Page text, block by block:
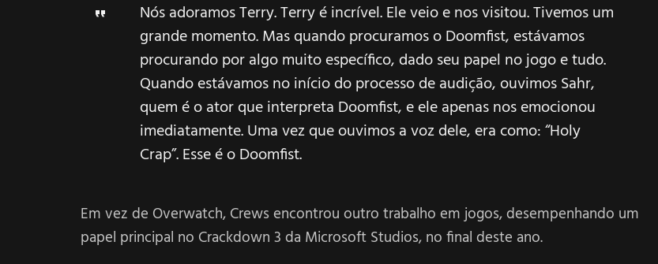
Nós adoramos Terry. Terry é incrível. Ele veio e nos visitou. Tivemos um
grande momento. Mas quando procuramos o Doomfist, estávamos
procurando por algo muito específico, dado seu papel no jogo e tudo.
Quando estávamos no início do processo de audição, ouvimos Sahr,
quem é o ator que interpreta Doomfist, e ele apenas nos emocionou
imediatamente. Uma vez que ouvimos a voz dele, era como: “Holy
Crap”. Esse é o Doomfist.
Em vez de Overwatch, Crews encontrou outro trabalho em jogos, desempenhando um
papel principal no Crackdown 3 da Microsoft Studios, no final deste ano.